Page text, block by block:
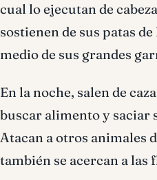
cual lo ejecutan de
sostienen de sus patas
medio de sus grandes
En la noche, salen de
buscar alimento y saciar
Atacan a otros animales
también se acercan a las